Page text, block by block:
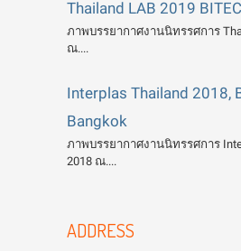
Thailand LAB 2019
ภาพบรรยากาศงานนิทรรศการ
ณ....
Interplas Thailand 2018,
Bangkok
ภาพบรรยากาศงานนิทรรศการ
2018 ณ....
ADDRESS